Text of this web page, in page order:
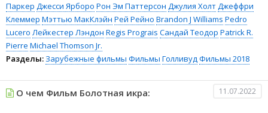
Паркер Джесси Ярборо Рон Эм Паттерсон Джулия ХолтДжеффри
Клеммер Мэттью МакКлэйн Рей Рейно Brandon J Williams Pedro
Lucero Лейкестер Лэндон Regis Prograis Сандай Теодор Patrick R.
Pierre Michael Thomson Jr.
Разделы: Зарубежные фильмы Фильмы ГолливудФильмы 2018
О чем Фильм Болотная икра: 11.07.2022